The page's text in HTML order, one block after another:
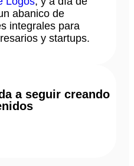
abanico de
integrales para
y startups.
a seguir creando